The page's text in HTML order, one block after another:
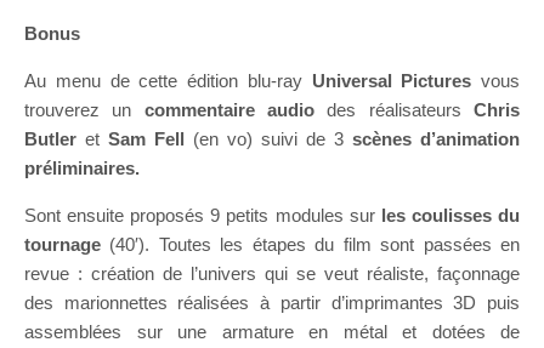
Bonus
Au menu de cette édition blu-ray Universal Pictures vous
trouverez un commentaire audio des réalisateursChris
Butler et Sam Fell (en vo) suivi de 3 scènes d’animation
préliminaires.
Sont ensuite proposés 9 petits modules sur les coulisses du
tournage (40′). Toutes les étapes du film sont passées en
revue : création de l’univers qui se veut réaliste, façonnage
des marionnettes réalisées à partir d’imprimantes 3D puis
assemblées sur une armature en métal et dotées de